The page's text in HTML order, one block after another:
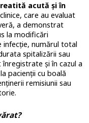
acută și în
care au evaluat
a demonstrat
la modificări
infecție, numărul total
spitalizării sau
și în cazul a
pacienții cu boală
remisiunii sau